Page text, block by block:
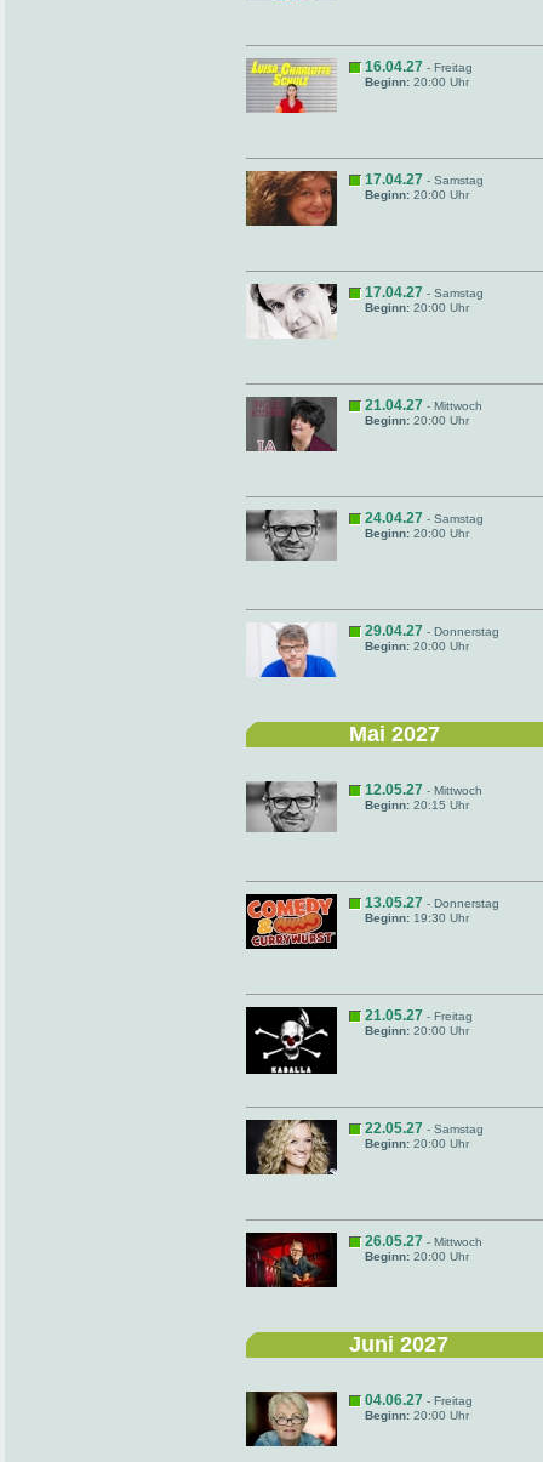
16.04.27 - Freitag
Beginn: 20:00 Uhr
17.04.27 - Samstag
Beginn: 20:00 Uhr
17.04.27 - Samstag
Beginn: 20:00 Uhr
21.04.27 - Mittwoch
Beginn: 20:00 Uhr
24.04.27 - Samstag
Beginn: 20:00 Uhr
29.04.27 - Donnerstag
Beginn: 20:00 Uhr
Mai 2027
12.05.27 - Mittwoch
Beginn: 20:15 Uhr
13.05.27 - Donnerstag
Beginn: 19:30 Uhr
21.05.27 - Freitag
Beginn: 20:00 Uhr
22.05.27 - Samstag
Beginn: 20:00 Uhr
26.05.27 - Mittwoch
Beginn: 20:00 Uhr
Juni 2027
04.06.27 - Freitag
Beginn: 20:00 Uhr